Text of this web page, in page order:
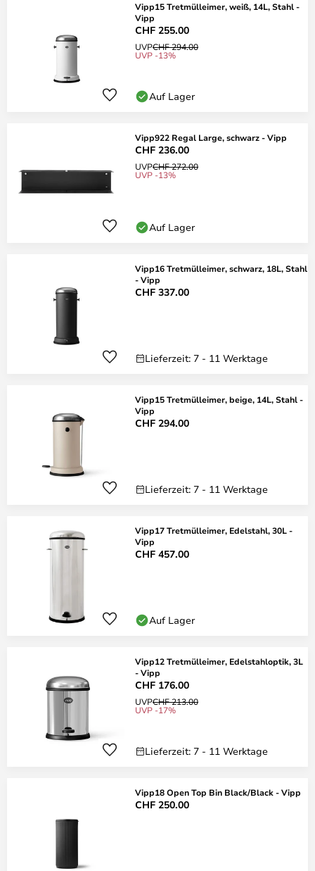
Vipp15 Tretmülleimer, weiß, 14L, Stahl -
Vipp
CHF 255.00
UVPCHF 294.00
UVP -13%
Auf Lager
Vipp922 Regal Large, schwarz - Vipp
CHF 236.00
UVPCHF 272.00
UVP -13%
Auf Lager
Vipp16 Tretmülleimer, schwarz, 18L, Stahl
- Vipp
CHF 337.00
Lieferzeit: 7 - 11 Werktage
Vipp15 Tretmülleimer, beige, 14L, Stahl -
Vipp
CHF 294.00
Lieferzeit: 7 - 11 Werktage
Vipp17 Tretmülleimer, Edelstahl, 30L -
Vipp
CHF 457.00
Auf Lager
Vipp12 Tretmülleimer, Edelstahloptik, 3L
- Vipp
CHF 176.00
UVPCHF 213.00
UVP -17%
Lieferzeit: 7 - 11 Werktage
Vipp18 Open Top Bin Black/Black - Vipp
CHF 250.00